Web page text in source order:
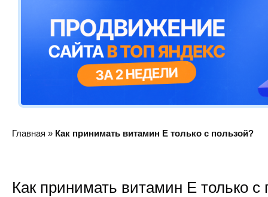
Главная » Как принимать витамин Е только с пользой?
Как принимать витамин Е только с